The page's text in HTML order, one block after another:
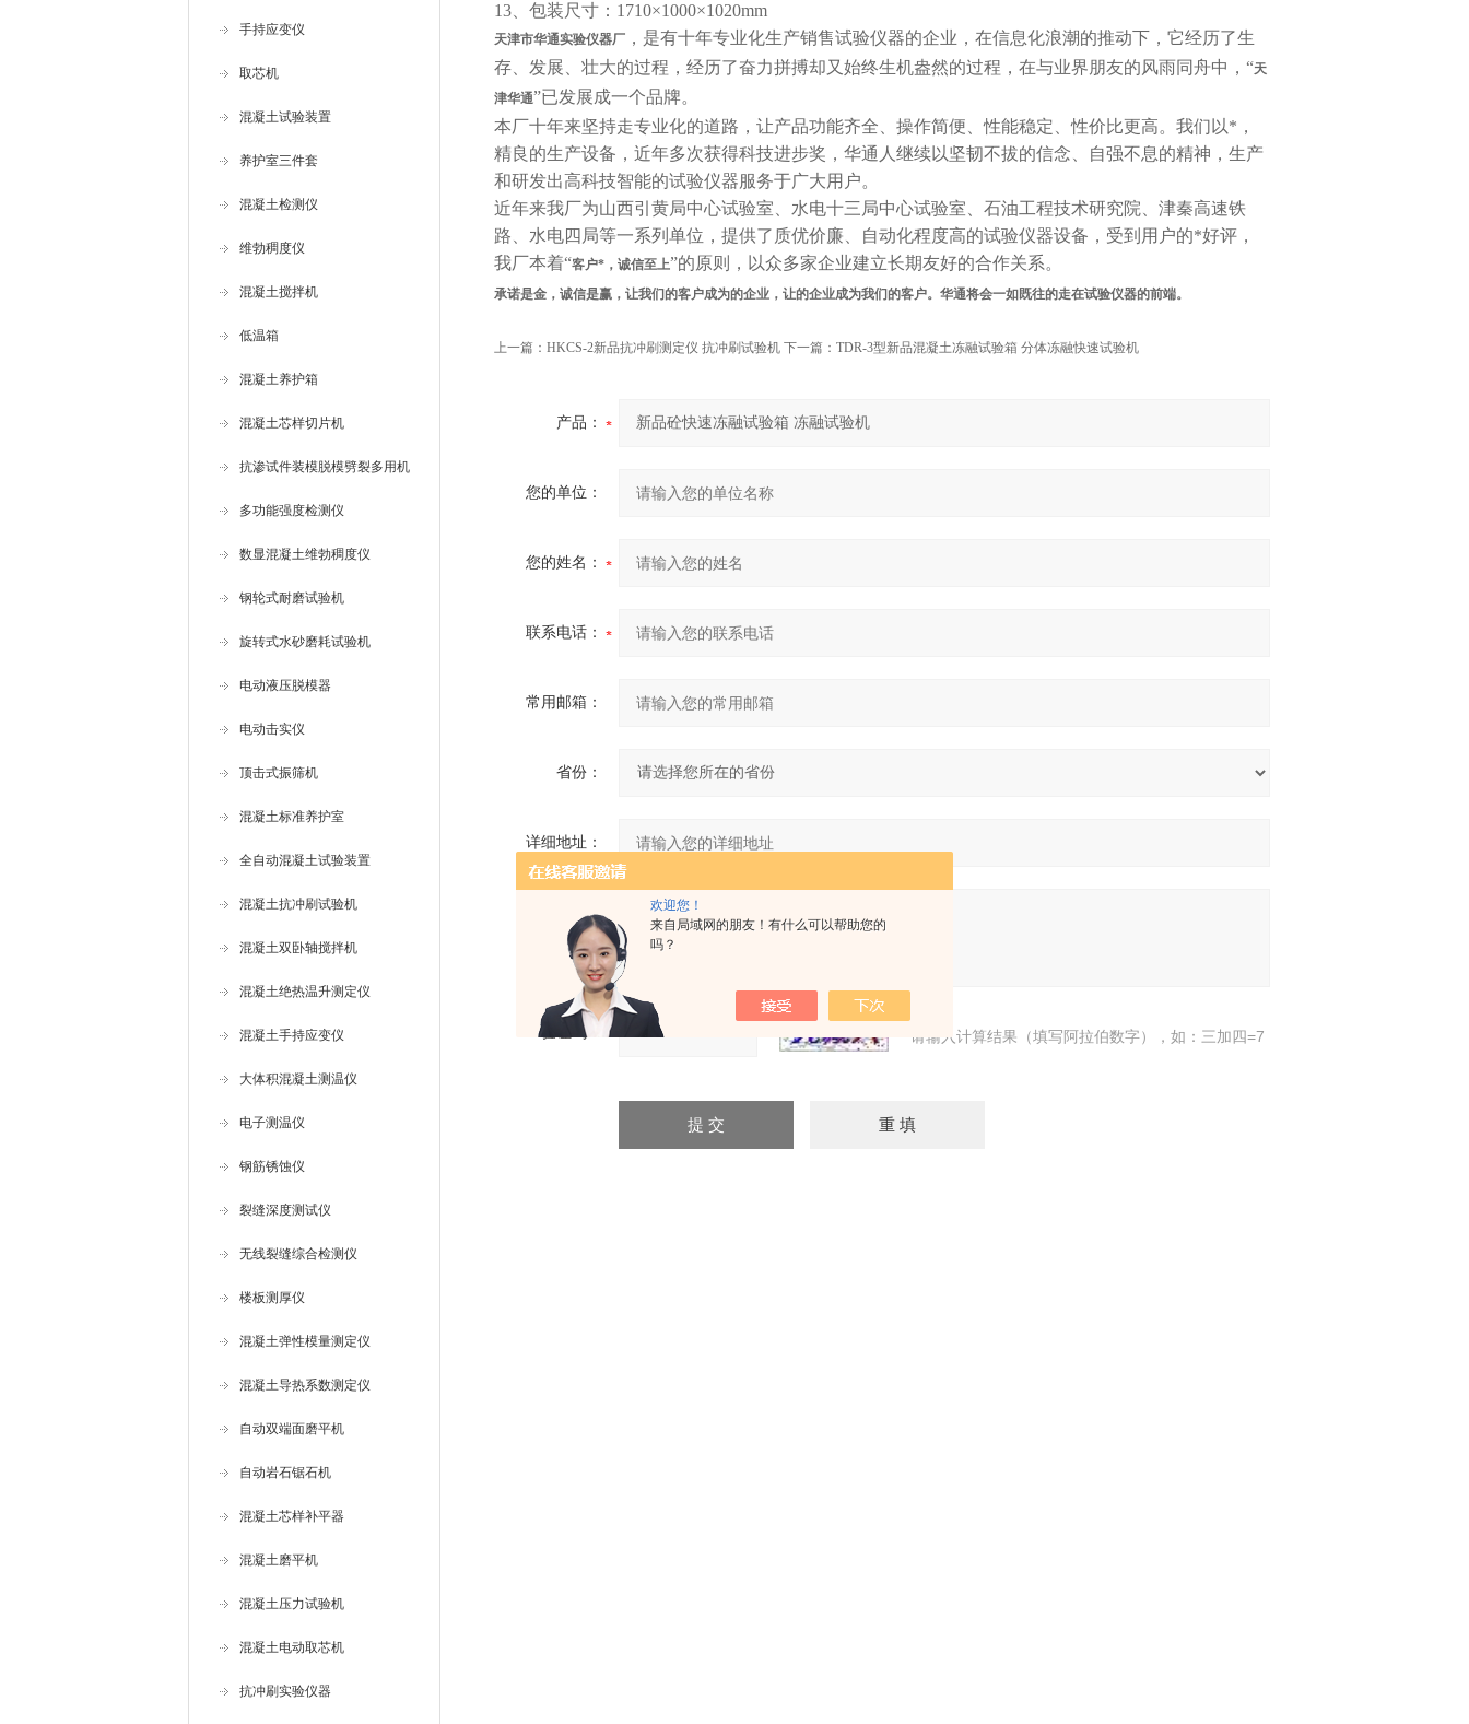
欢迎您！
来自局域网的朋友！有什么可以帮助您的
吗？
手持应变仪
取芯机
混凝土试验装置
养护室三件套
混凝土检测仪
维勃稠度仪
混凝土搅拌机
低温箱
混凝土养护箱
混凝土芯样切片机
抗渗试件装模脱模劈裂多用机
多功能强度检测仪
数显混凝土维勃稠度仪
钢轮式耐磨试验机
旋转式水砂磨耗试验机
电动液压脱模器
电动击实仪
顶击式振筛机
混凝土标准养护室
全自动混凝土试验装置
混凝土抗冲刷试验机
混凝土双卧轴搅拌机
混凝土绝热温升测定仪
混凝土手持应变仪
大体积混凝土测温仪
电子测温仪
钢筋锈蚀仪
裂缝深度测试仪
无线裂缝综合检测仪
楼板测厚仪
混凝土弹性模量测定仪
混凝土导热系数测定仪
自动双端面磨平机
自动岩石锯石机
混凝土芯样补平器
混凝土磨平机
混凝土压力试验机
混凝土电动取芯机
抗冲刷实验仪器
13、包装尺寸：1710×1000×1020mm
天津市华通实验仪器厂 ，是有十年专业化生产销售试验仪器的企业，在信息化浪潮的推动下，它经历了生
存、发展、壮大的过程，经历了奋力拼搏却又始终生机盎然的过程，在与业界朋友的风雨同舟中，“天
津华通”已发展成一个品牌。
本厂十年来坚持走专业化的道路，让产品功能齐全、操作简便、性能稳定、性价比更高。我们以*，
精良的生产设备，近年多次获得科技进步奖，华通人继续以坚韧不拔的信念、自强不息的精神，生产
和研发出高科技智能的试验仪器服务于广大用户。
近年来我厂为山西引黄局中心试验室、水电十三局中心试验室、石油工程技术研究院、津秦高速铁
路、水电四局等一系列单位，提供了质优价廉、自动化程度高的试验仪器设备，受到用户的*好评，
我厂本着“客户*，诚信至上”的原则，以众多家企业建立长期友好的合作关系。
承诺是金，诚信是赢，让我们的客户成为的企业，让的企业成为我们的客户。华通将会一如既往的走在试验仪器的前端。
上一篇： HKCS-2新品抗冲刷测定仪 抗冲刷试验机 下一篇： TDR-3型新品混凝土冻融试验箱 分体冻融快速试验机
产品：
您的单位：
您的姓名：
联系电话：
常用邮箱：
省份：
详细地址：
补充说明：
验证码： 请输入计算结果（填写阿拉伯数字），如：三加四=7